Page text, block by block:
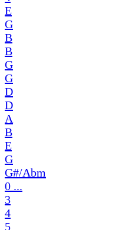
E
G
B
B
G
G
D
D
A
B
E
G
G#/Abm
0 ...
3
4
5